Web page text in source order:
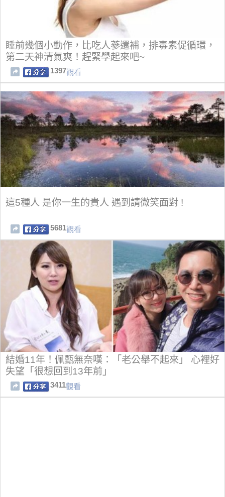
睡前幾個小動作，比吃人蔘還補，排毒素促循環，
第二天神清氣爽！趕緊學起來吧~
1397觀看
這5種人 是你一生的貴人 遇到請微笑面對 !
5681觀看
結婚11年！佩甄無奈嘆：「老公舉不起來」 心裡好
失望「很想回到13年前」
3411觀看